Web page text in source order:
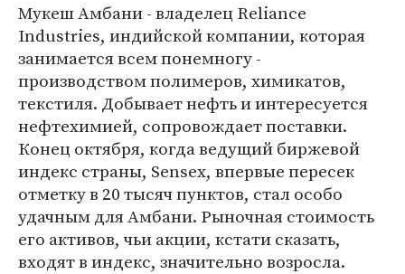
Мукеш Амбани - владелец Reliance
Industries, индийской компании, которая
занимается всем понемногу -
производством полимеров, химикатов,
текстиля. Добывает нефть и интересуется
нефтехимией, сопровождает поставки.
Конец октября, когда ведущий биржевой
индекс страны, Sensex, впервые пересек
отметку в 20 тысяч пунктов, стал особо
удачным для Амбани. Рыночная стоимость
его активов, чьи акции, кстати сказать,
входят в индекс, значительно возросла.